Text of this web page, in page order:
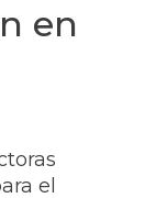
en
el